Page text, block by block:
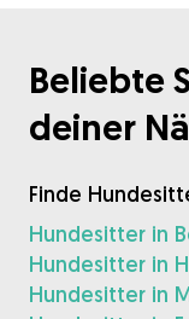
Beliebte
deiner
Finde
Hundesitter in
Hundesitter in
Hundesitter in